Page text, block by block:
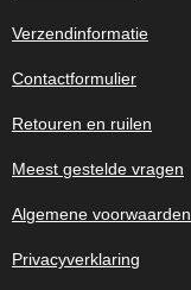
Verzendinformatie
Contactformulier
Retouren en ruilen
Meest gestelde vragen
Algemene voorwaarden
Privacyverklaring